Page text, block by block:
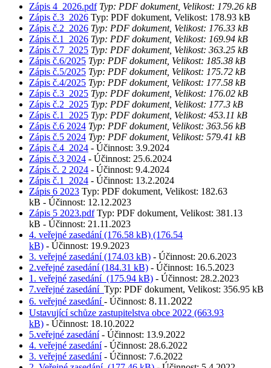
Zápis 4_2026.pdfTyp: PDF dokument, Velikost: 179.26 kB
Zápis č.3_2026 Typ: PDF dokument, Velikost: 178.93 kB
Zápis č.2_2026 Typ: PDF dokument, Velikost: 176.33 kB
Zápis č.1_2026 Typ: PDF dokument, Velikost: 169.94 kB
Zápis č.7_2025 Typ: PDF dokument, Velikost: 363.25 kB
Zápis č.6/2025 Typ: PDF dokument, Velikost: 185.38 kB
Zápis č.5/2025 Typ: PDF dokument, Velikost: 175.72 kB
Zápis č.4/2025 Typ: PDF dokument, Velikost: 177.58 kB
Zápis č.3_2025 Typ: PDF dokument, Velikost: 176.02 kB
Zápis č.2_2025 Typ: PDF dokument, Velikost: 177.3 kB
Zápis č.1_2025 Typ: PDF dokument, Velikost: 453.11 kB
Zápis č.6 2024 Typ: PDF dokument, Velikost: 363.56 kB
Zápis č.5 2024 Typ: PDF dokument, Velikost: 579.41 kB
Zápis č.4_2024 - Účinnost: 3.9.2024
Zápis č.3 2024 - Účinnost: 25.6.2024
Zápis č. 2 2024 - Účinnost: 9.4.2024
Zápis č.1_2024 - Účinnost: 13.2.2024
Zápis 6 2023 Typ: PDF dokument, Velikost: 182.63
kB - Účinnost: 12.12.2023
Zápis 5 2023.pdfTyp: PDF dokument, Velikost: 381.13
kB - Účinnost: 21.11.2023
4. veřejné zasedání (176.58 kB) (176.54
kB) - Účinnost: 19.9.2023
3. veřejné zasedání (174.03 kB) - Účinnost: 20.6.2023
2.veřejné zasedání (184.31 kB) - Účinnost: 16.5.2023
1. veřejné zasedání (175.94 kB) - Účinnost: 28.2.2023
7.veřejné zasedání Typ: PDF dokument, Velikost: 356.95 kB
6. veřejné zasedání- Účinnost: 8.11.2022
Ustavující schůze zastupitelstva obce 2022 (663.93
kB) - Účinnost: 18.10.2022
5.veřejné zasedání- Účinnost: 13.9.2022
4. veřejné zasedání- Účinnost: 28.6.2022
3. veřejné zasedání- Účinnost: 7.6.2022